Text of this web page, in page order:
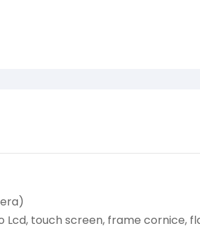
touch screen, frame cornice,